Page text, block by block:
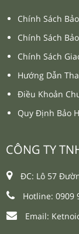
CÔNG TY
ĐC: Lô 57
Hotline: 0909
Email:
Chính Sách
Chính Sách
Chính Sách
Hướng Dẫn
Điều Khoản
Quy Định Bảo